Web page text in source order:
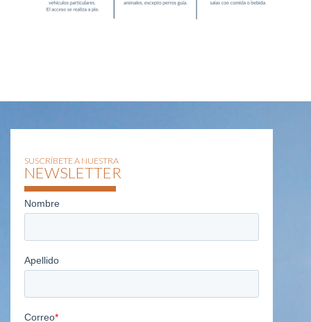
SUSCRÍBETE A NUESTRA
NEWSLETTER